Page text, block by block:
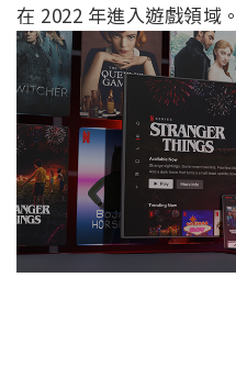
在 2022 年進入遊戲領域。